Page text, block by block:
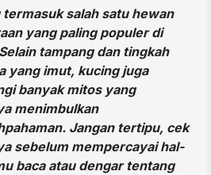
termasuk salah satu hewan
yang paling populer di
tampang dan tingkah
yang imut, kucing juga
banyak mitos yang
menimbulkan
Jangan tertipu, cek
sebelum mempercayai hal-
baca atau dengar tentang